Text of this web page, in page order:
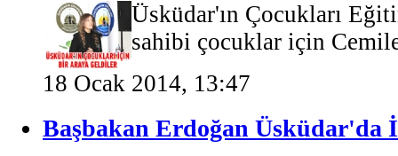
Üsküdar'ın Çocukları
sahibi çocuklar için
18 Ocak 2014, 13:47
Başbakan Erdoğan Üsküdar'da